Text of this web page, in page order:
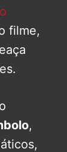
filme,
,